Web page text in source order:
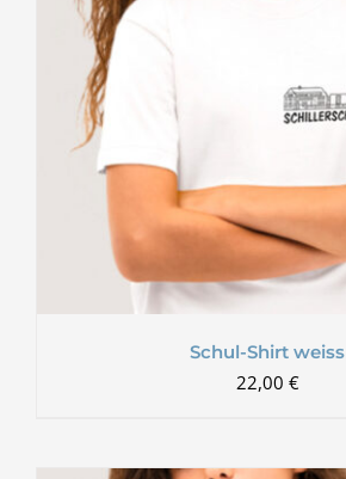
Schul-Shirt weiss
22,00 €